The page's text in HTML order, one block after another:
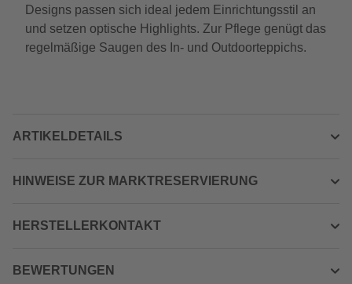
Designs passen sich ideal jedem Einrichtungsstil an
und setzen optische Highlights. Zur Pflege genügt das
regelmäßige Saugen des In- und Outdoorteppichs.
ARTIKELDETAILS
HINWEISE ZUR MARKTRESERVIERUNG
HERSTELLERKONTAKT
BEWERTUNGEN